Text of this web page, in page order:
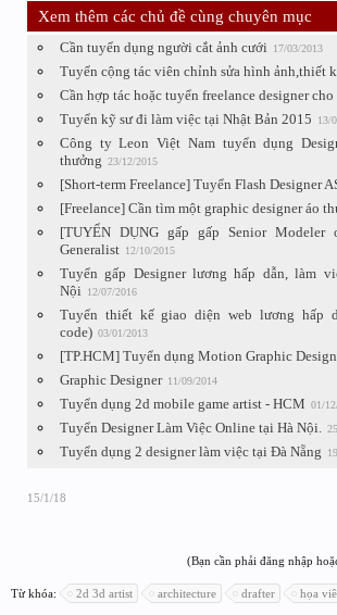
Xem thêm các chủ đề cùng chuyên mục
Cần tuyển dụng người cắt ảnh cưới 17/03/2013
Tuyển cộng tác viên chỉnh sửa hình ảnh,thiết
Cần hợp tác hoặc tuyển freelance designer
Tuyển kỹ sư đi làm việc tại Nhật Bản 2015 13/
Công ty Leon Việt Nam tuyển dụng
thưởng 23/12/2015
[Short-term Freelance] Tuyển Flash Designer
[Freelance] Cần tìm một graphic designer áo
[TUYỂN DỤNG gấp gấp Senior Modeler
Generalist 12/10/2015
Tuyển gấp Designer lương hấp dẫn, làm
Nội
12/07/2016
Tuyển thiết kế giao diện web lương hấp
code) 03/01/2013
[TP.HCM] Tuyển dụng Motion Graphic
Graphic Designer 11/09/2014
Tuyển dụng 2d mobile game artist - HCM 01/
Tuyển Designer Làm Việc Online tại Hà Nội.
Tuyển dụng 2 designer làm việc tại Đà Nẵng
15/1/18
(Bạn cần phải đăng nhập
Từ khóa: 2d 3d artist architecture drafter họa